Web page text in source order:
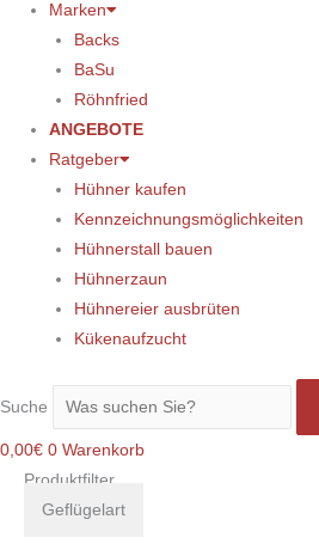
Marken
Backs
BaSu
Röhnfried
ANGEBOTE
Ratgeber
Hühner kaufen
Kennzeichnungsmöglichkeiten
Hühnerstall bauen
Hühnerzaun
Hühnereier ausbrüten
Kükenaufzucht
Suche
0,00€ 0 Warenkorb
Produktfilter
Geflügelart